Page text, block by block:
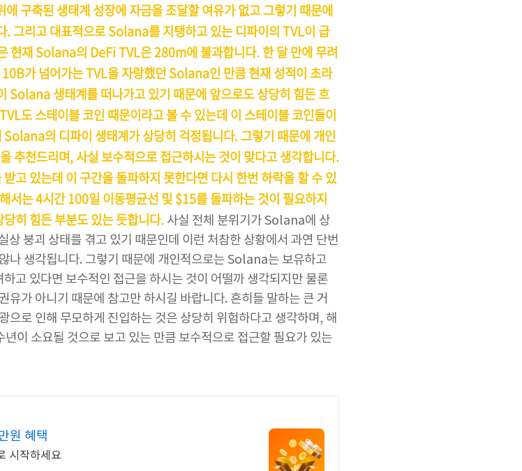
구축된 생태계 성장에 자금을 조달할 여유가 없고 그렇기 때문에
. 그리고 대표적으로 Solana를 지탱하고 있는 디파이의 TVL이 급
현재 Solana의 DeFi TVL은 280m에 불과합니다. 한 달 만에 무려
가 넘어가는 TVL을 자랑했던 Solana인 만큼 현재 성적이 초라
Solana 생태계를 떠나가고 있기 때문에 앞으로도 상당히 힘든 흐
도 스테이블 코인 때문이라고 볼 수 있는데 이 스테이블 코인들이
의 디파이 생태계가 상당히 걱정됩니다. 그렇기 때문에 개인
추천드리며, 사실 보수적으로 접근하시는 것이 맞다고 생각합니다.
고 있는데 이 구간을 돌파하지 못한다면 다시 한번 하락을 할 수 있
서는 4시간 100일 이동평균선 및 $15를 돌파하는 것이 필요하지
히 힘든 부분도 있는 듯합니다. 사실 전체 분위기가 Solana에 상
붕괴 상태를 겪고 있기 때문인데 이런 처참한 상황에서 과연 단번
나 생각됩니다. 그렇기 때문에 개인적으로는 Solana는 보유하고
고 있다면 보수적인 접근을 하시는 것이 어떨까 생각되지만 물론
유가 아니기 때문에 참고만 하시길 바랍니다. 흔히들 말하는 큰 거
으로 인해 무모하게 진입하는 것은 상당히 위험하다고 생각하며, 해
이 소요될 것으로 보고 있는 만큼 보수적으로 접근할 필요가 있는
원 혜택
시작하세요